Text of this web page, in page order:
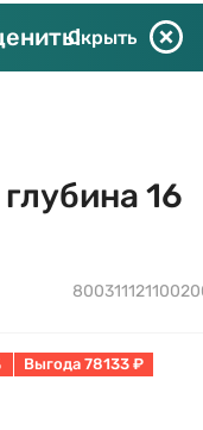
Скрыть
16
Выгода 78133 ₽